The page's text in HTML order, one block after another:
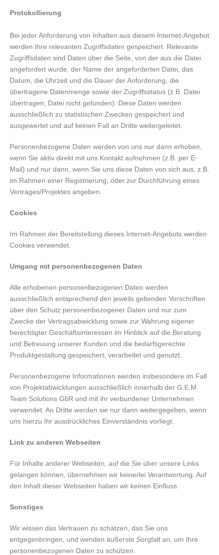
Protokollierung
Bei jeder Anforderung von Inhalten aus diesem Internet-Angebot
werden Ihre relevanten Zugriffsdaten gespeichert. Relevante
Zugriffsdaten sind Daten über die Seite, von der aus die Datei
angefordert wurde, der Name der angeforderten Datei, das
Datum, die Uhrzeit und die Dauer der Anforderung, die
übertragene Datenmenge sowie der Zugriffsstatus (z.B. Datei
übertragen, Datei nicht gefunden). Diese Daten werden
ausschließlich zu statistischen Zwecken gespeichert und
ausgewertet und auf keinen Fall an Dritte weitergeleitet.
Personenbezogene Daten werden von uns nur dann erhoben,
wenn Sie aktiv direkt mit uns Kontakt aufnehmen (z.B. per E-
Mail) und nur dann, wenn Sie uns diese Daten von sich aus, z.B.
im Rahmen einer Registrierung, oder zur Durchführung eines
Vertrages/Projektes angeben.
Cookies
Im Rahmen der Bereitstellung dieses Internet-Angebots werden
Cookies verwendet.
Umgang mit personenbezogenen Daten
Alle erhobenen personenbezogenen Daten werden
ausschließlich entsprechend den jeweils geltenden Vorschriften
über den Schutz personenbezogener Daten und nur zum
Zwecke der Vertragsabwicklung sowie zur Wahrung eigener
berechtigter Geschäftsinteressen im Hinblick auf die Beratung
und Betreuung unserer Kunden und die bedarfsgerechte
Produktgestaltung gespeichert, verarbeitet und genutzt.
Personenbezogene Informationen werden insbesondere im Fall
von Projektabwicklungen ausschließlich innerhalb der G.E.M.
Team Solutions GbR und mit ihr verbundener Unternehmen
verwendet. An Dritte werden sie nur dann weitergegeben, wenn
uns hierzu Ihr ausdrückliches Einverständnis vorliegt.
Link zu anderen Webseiten
Für Inhalte anderer Webseiten, auf die Sie über unsere Links
gelangen können, übernehmen wir keinerlei Verantwortung. Auf
den Inhalt dieser Webseiten haben wir keinen Einfluss.
Sonstiges
Wir wissen das Vertrauen zu schätzen, das Sie uns
entgegenbringen, und wenden äußerste Sorgfalt an, um Ihre
personenbezogenen Daten zu schützen.